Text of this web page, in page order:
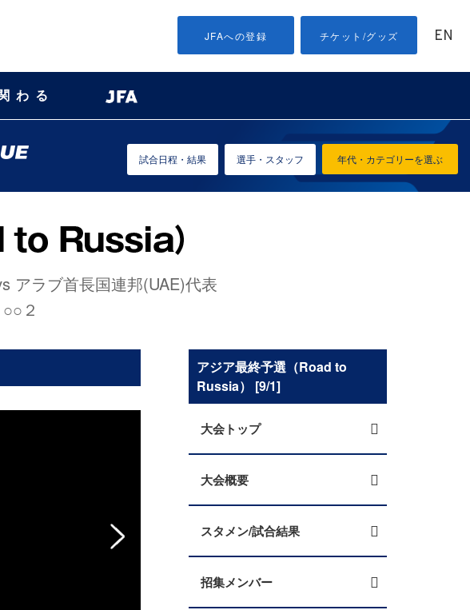
JFAへの登録 チケット/グッズ EN
わる
年代・カテゴリーを選ぶ
試合日程・結果 選手・スタッフ
アラブ首長国連邦(UAE)代表
２
アジア最終予選（Road to
Russia） [9/1]
大会トップ
大会概要
スタメン/試合結果
招集メンバー